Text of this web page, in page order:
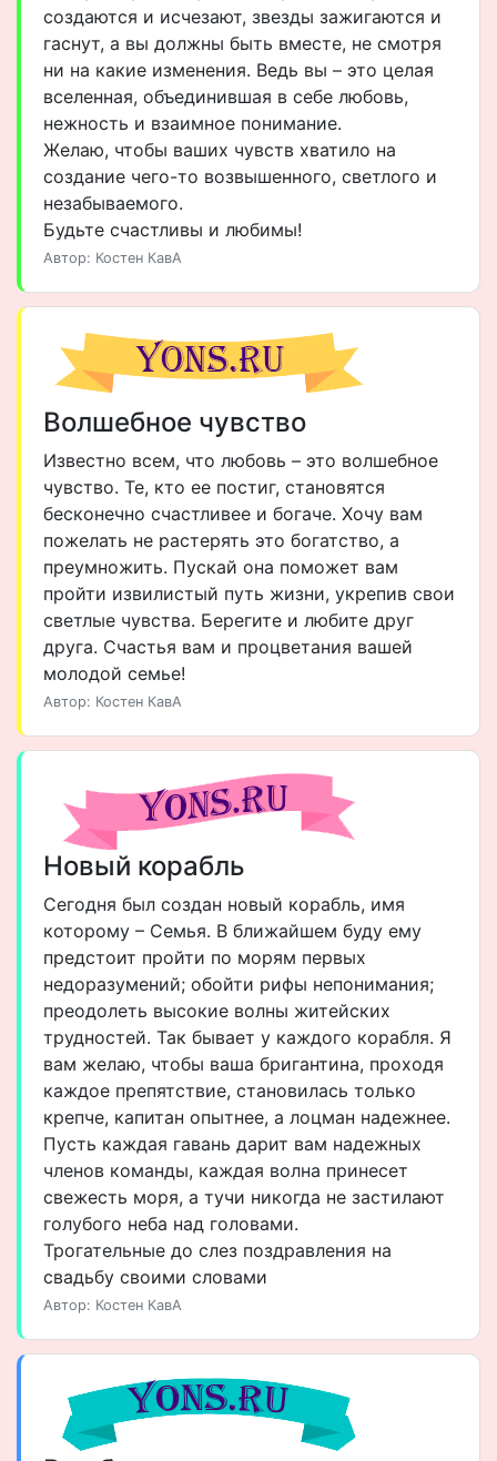
создаются и исчезают, звезды зажигаются и
гаснут, а вы должны быть вместе, не смотря
ни на какие изменения. Ведь вы – это целая
вселенная, объединившая в себе любовь,
нежность и взаимное понимание.
Желаю, чтобы ваших чувств хватило на
создание чего-то возвышенного, светлого и
незабываемого.
Будьте счастливы и любимы!
Автор: Костен КавА
Волшебное чувство
Известно всем, что любовь – это волшебное
чувство. Те, кто ее постиг, становятся
бесконечно счастливее и богаче. Хочу вам
пожелать не растерять это богатство, а
преумножить. Пускай она поможет вам
пройти извилистый путь жизни, укрепив свои
светлые чувства. Берегите и любите друг
друга. Счастья вам и процветания вашей
молодой семье!
Автор: Костен КавА
Новый корабль
Сегодня был создан новый корабль, имя
которому – Семья. В ближайшем буду ему
предстоит пройти по морям первых
недоразумений; обойти рифы непонимания;
преодолеть высокие волны житейских
трудностей. Так бывает у каждого корабля. Я
вам желаю, чтобы ваша бригантина, проходя
каждое препятствие, становилась только
крепче, капитан опытнее, а лоцман надежнее.
Пусть каждая гавань дарит вам надежных
членов команды, каждая волна принесет
свежесть моря, а тучи никогда не застилают
голубого неба над головами.
Трогательные до слез поздравления на
свадьбу своими словами
Автор: Костен КавА